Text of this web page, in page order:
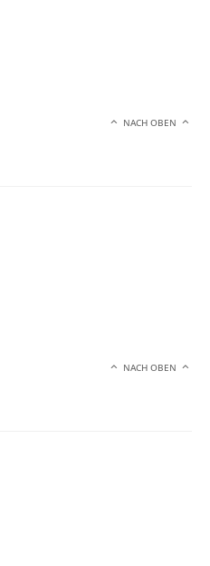
NACH OBEN
NACH OBEN